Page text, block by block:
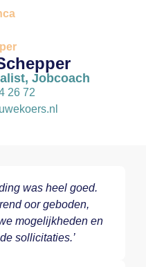
Jobcoach
26 72
was heel goed.
oor geboden,
mogelijkheden en
sollicitaties.’